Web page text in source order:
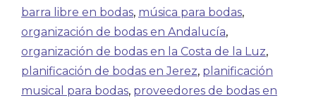
barra libre en bodas, música para bodas,
organización de bodas en Andalucía,
organización de bodas en la Costa de la Luz,
planificación de bodas en Jerez, planificación
musical para bodas, proveedores de bodas en